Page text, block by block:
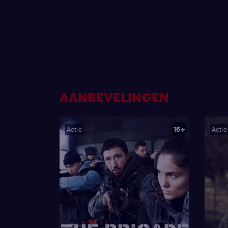
AANBEVELINGEN
Actie 16+ Actie